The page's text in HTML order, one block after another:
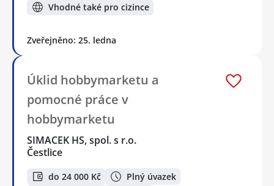
Vhodné také pro cizince
Zveřejněno: 25. ledna
Úklid hobbymarketu a
pomocné práce v
hobbymarketu
SIMACEK HS, spol. s r.o.
Čestlice
do 24 000 Kč
Plný úvazek